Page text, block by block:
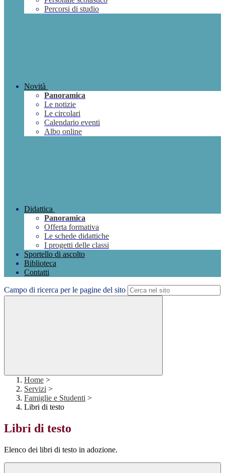
Percorsi di studio
Novità
Panoramica
Le notizie
Le circolari
Calendario eventi
Albo online
Didattica
Panoramica
Offerta formativa
Le schede didattiche
I progetti delle classi
Sportello di ascolto
Biblioteca
Contatti
Campo di ricerca per le pagine del sito
Home >
Servizi >
Famiglie e Studenti >
Libri di testo
Libri di testo
Elenco dei libri di testo in adozione.